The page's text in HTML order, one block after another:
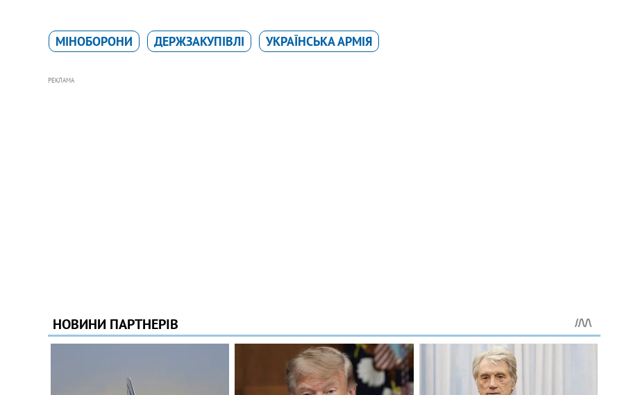
МІНОБОРОНИ ДЕРЖЗАКУПІВЛІ УКРАЇНСЬКА АРМІЯ
РЕКЛАМА